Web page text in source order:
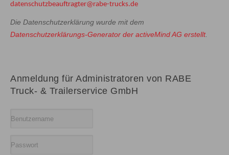
datenschutzbeauftragter@rabe-trucks.de
Die Datenschutzerklärung wurde mit dem
Datenschutzerklärungs-Generator der activeMind AG erstellt.
Anmeldung für Administratoren von RABE
Truck- & Trailerservice GmbH